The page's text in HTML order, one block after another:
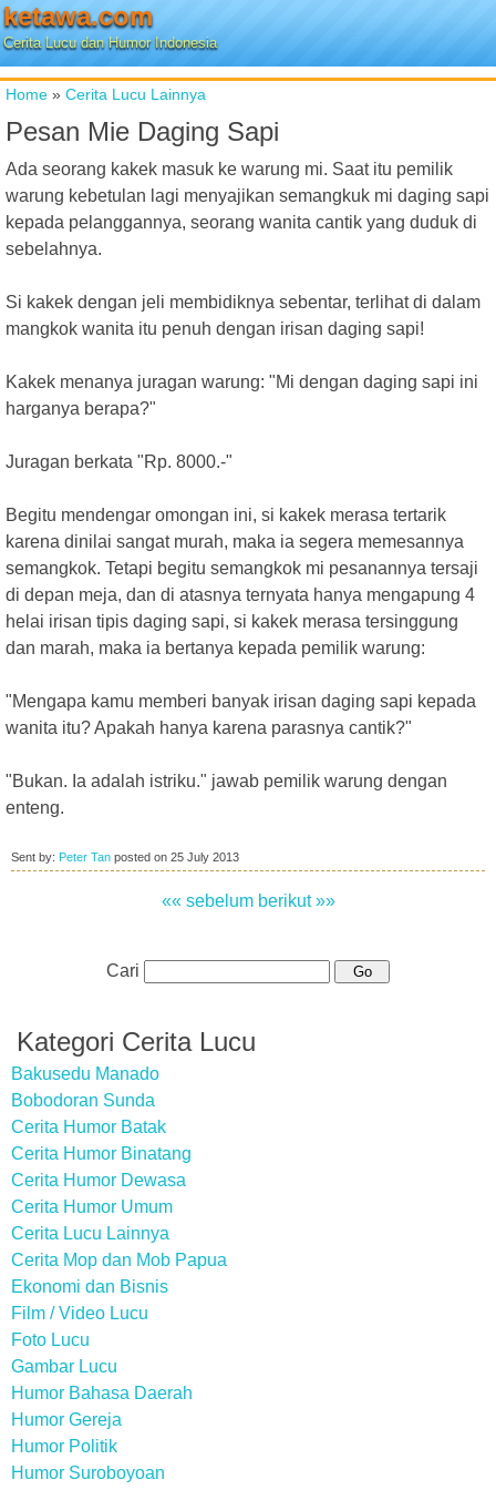
ketawa.com
Cerita Lucu dan Humor Indonesia
Home » Cerita Lucu Lainnya
Pesan Mie Daging Sapi
Ada seorang kakek masuk ke warung mi. Saat itu pemilik
warung kebetulan lagi menyajikan semangkuk mi daging sapi
kepada pelanggannya, seorang wanita cantik yang duduk di
sebelahnya.
Si kakek dengan jeli membidiknya sebentar, terlihat di dalam
mangkok wanita itu penuh dengan irisan daging sapi!
Kakek menanya juragan warung: "Mi dengan daging sapi ini
harganya berapa?"
Juragan berkata "Rp. 8000.-"
Begitu mendengar omongan ini, si kakek merasa tertarik
karena dinilai sangat murah, maka ia segera memesannya
semangkok. Tetapi begitu semangkok mi pesanannya tersaji
di depan meja, dan di atasnya ternyata hanya mengapung 4
helai irisan tipis daging sapi, si kakek merasa tersinggung
dan marah, maka ia bertanya kepada pemilik warung:
"Mengapa kamu memberi banyak irisan daging sapi kepada
wanita itu? Apakah hanya karena parasnya cantik?"
"Bukan. Ia adalah istriku." jawab pemilik warung dengan
enteng.
Sent by: Peter Tan posted on 25 July 2013
«« sebelum berikut »»
Cari
Kategori Cerita Lucu
Bakusedu Manado
Bobodoran Sunda
Cerita Humor Batak
Cerita Humor Binatang
Cerita Humor Dewasa
Cerita Humor Umum
Cerita Lucu Lainnya
Cerita Mop dan Mob Papua
Ekonomi dan Bisnis
Film / Video Lucu
Foto Lucu
Gambar Lucu
Humor Bahasa Daerah
Humor Gereja
Humor Politik
Humor Suroboyoan